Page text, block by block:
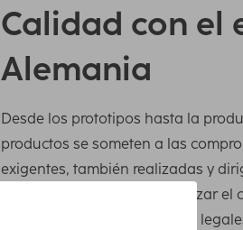
Calidad con el
Alemania
Desde los prototipos hasta la
productos se someten a las
exigentes, también realizadas y
este modo, podemos garantizar el
procedimientos y normativas